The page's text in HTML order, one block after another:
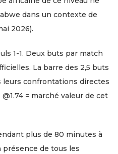
dans un contexte de
2026).
1-1. Deux buts par match
La barre des 2,5 buts
leurs confrontations directes
= marché valeur de cet
plus de 80 minutes à
présence de tous les